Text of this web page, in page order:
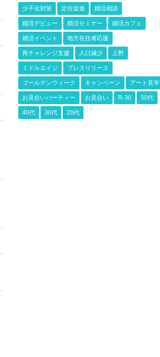
少子化対策 定住促進 婚活相談
婚活デビュー 婚活セミナー 婚活カフェ
婚活イベント 地方在住者応援
再チャレンジ支援 人口減少 上野
ミドルエイジ プレスリリース
ゴールデンウィーク キャンペーン アート見学
お見合いパーティー お見合い R-30 50代
40代 30代 20代